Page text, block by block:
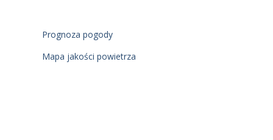
Prognoza pogody
Mapa jakości powietrza